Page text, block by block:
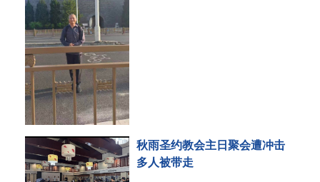
秋雨圣约教会主日聚会遭冲击
多人被带走